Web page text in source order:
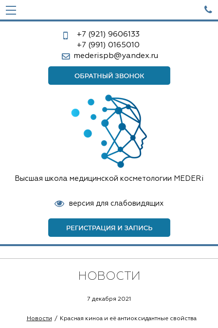

+7 (921) 9606133
+7 (991) 0165010
mederispb@yandex.ru
Высшая школа медицинской косметологии MEDERi
версия для слабовидящих
НОВОСТИ
7 декабря 2021
Новости Красная киноа и её антиоксидантные свойства